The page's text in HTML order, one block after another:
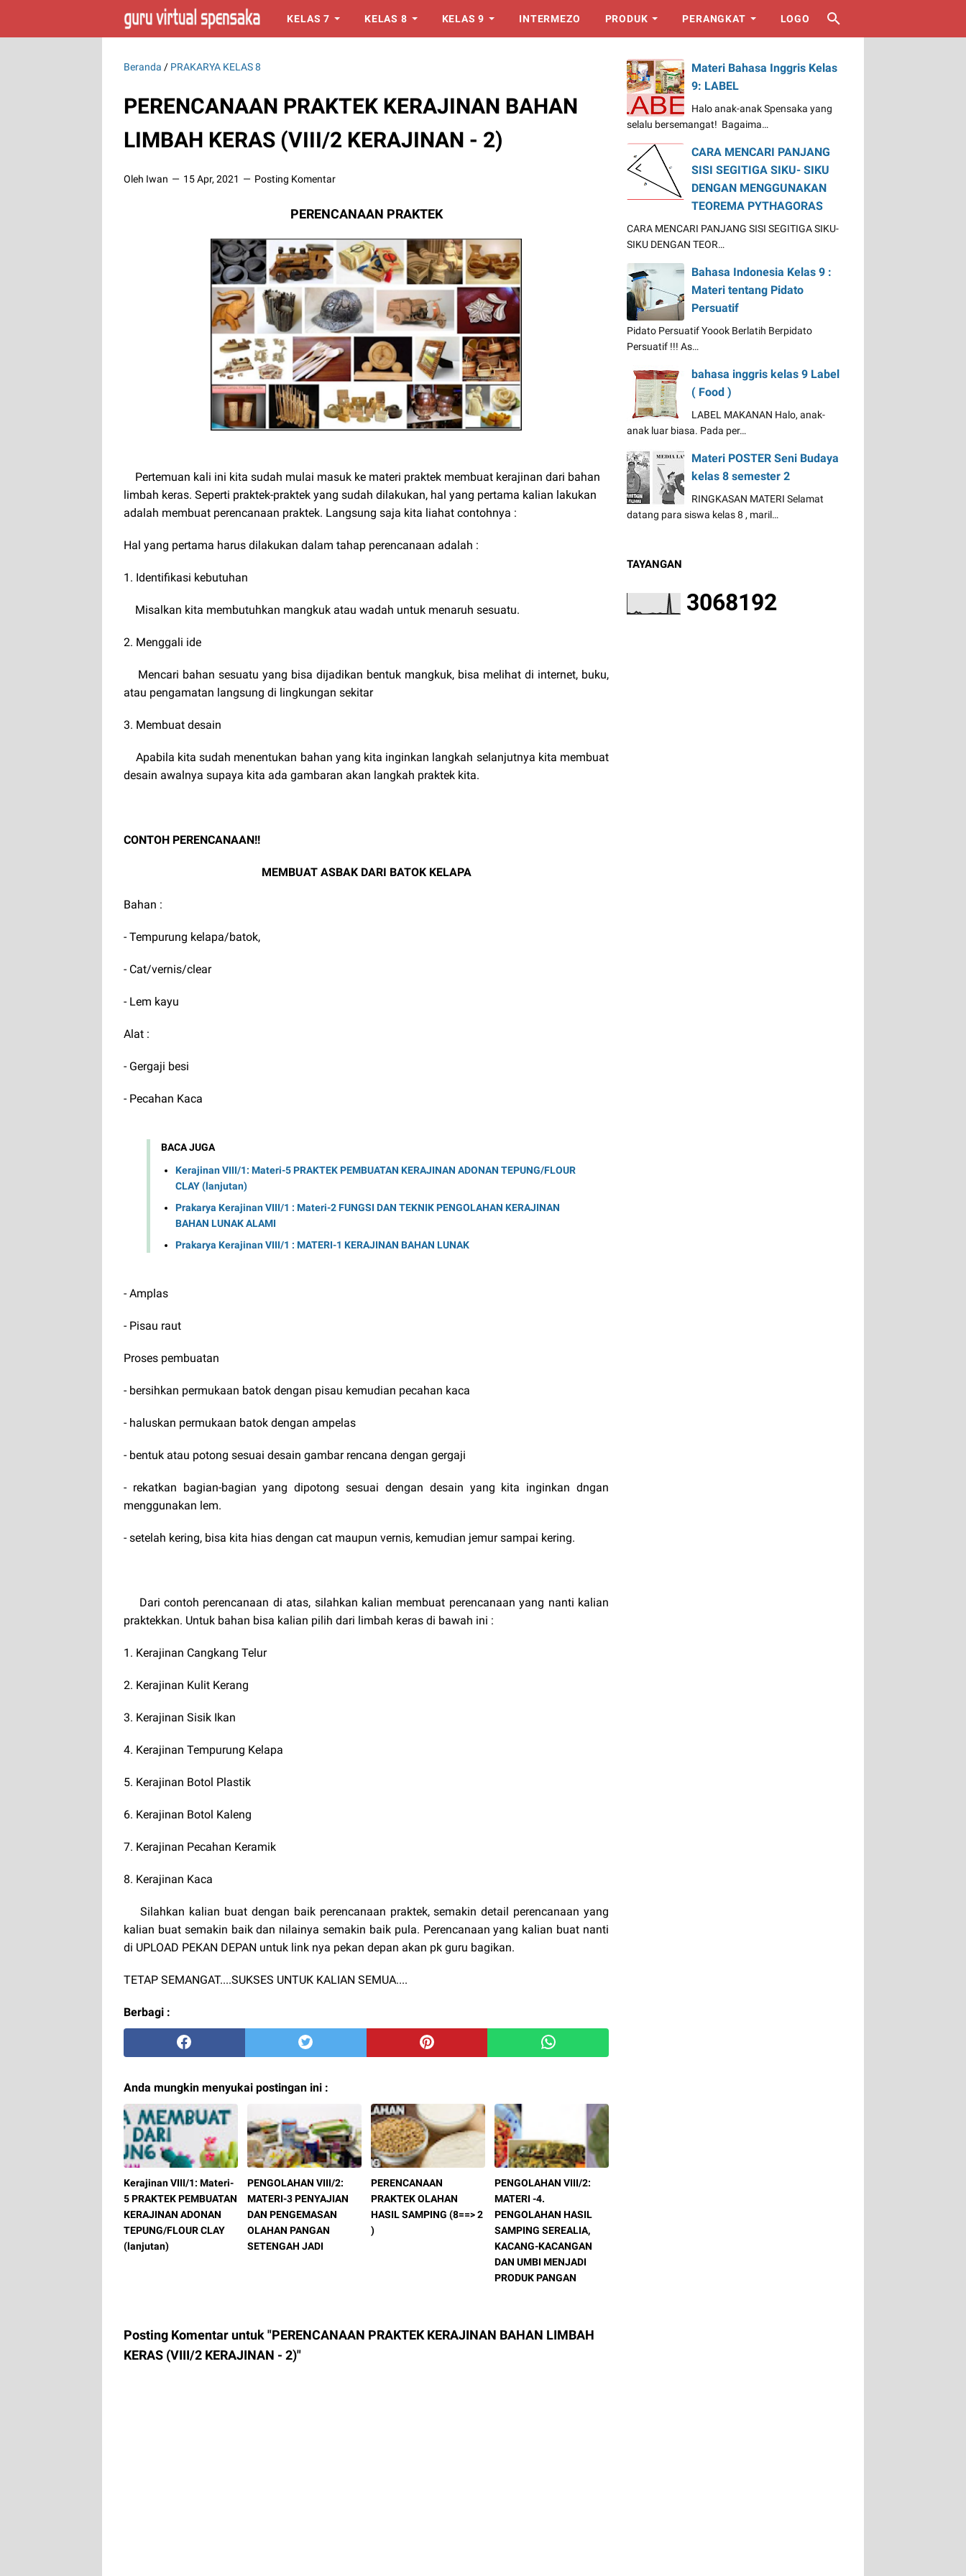
KELAS 7 KELAS 8 KELAS 9 INTERMEZO PRODUK PERANGKAT LOGO
Beranda / PRAKARYA KELAS 8
PERENCANAAN PRAKTEK KERAJINAN BAHAN
LIMBAH KERAS (VIII/2 KERAJINAN - 2)
Oleh Iwan 15 Apr, 2021 Posting Komentar
PERENCANAAN PRAKTEK
Pertemuan kali ini kita sudah mulai masuk ke materi praktek membuat kerajinan dari bahan
limbah keras. Seperti praktek-praktek yang sudah dilakukan, hal yang pertama kalian lakukan
adalah membuat perencanaan praktek. Langsung saja kita liahat contohnya :
Hal yang pertama harus dilakukan dalam tahap perencanaan adalah :
1. Identifikasi kebutuhan
Misalkan kita membutuhkan mangkuk atau wadah untuk menaruh sesuatu.
2. Menggali ide
Mencari bahan sesuatu yang bisa dijadikan bentuk mangkuk, bisa melihat di internet, buku,
atau pengamatan langsung di lingkungan sekitar
3. Membuat desain
Apabila kita sudah menentukan bahan yang kita inginkan langkah selanjutnya kita membuat
desain awalnya supaya kita ada gambaran akan langkah praktek kita.
CONTOH PERENCANAAN!!
MEMBUAT ASBAK DARI BATOK KELAPA
Bahan :
- Tempurung kelapa/batok,
- Cat/vernis/clear
- Lem kayu
Alat :
- Gergaji besi
- Pecahan Kaca
BACA JUGA
Kerajinan VIII/1: Materi-5 PRAKTEK PEMBUATAN KERAJINAN ADONAN TEPUNG/FLOUR
CLAY (lanjutan)
Prakarya Kerajinan VIII/1 : Materi-2 FUNGSI DAN TEKNIK PENGOLAHAN KERAJINAN
BAHAN LUNAK ALAMI
Prakarya Kerajinan VIII/1 : MATERI-1 KERAJINAN BAHAN LUNAK
- Amplas
- Pisau raut
Proses pembuatan
- bersihkan permukaan batok dengan pisau kemudian pecahan kaca
- haluskan permukaan batok dengan ampelas
- bentuk atau potong sesuai desain gambar rencana dengan gergaji
- rekatkan bagian-bagian yang dipotong sesuai dengan desain yang kita inginkan dngan
menggunakan lem.
- setelah kering, bisa kita hias dengan cat maupun vernis, kemudian jemur sampai kering.
Dari contoh perencanaan di atas, silahkan kalian membuat perencanaan yang nanti kalian
praktekkan. Untuk bahan bisa kalian pilih dari limbah keras di bawah ini :
1. Kerajinan Cangkang Telur
2. Kerajinan Kulit Kerang
3. Kerajinan Sisik Ikan
4. Kerajinan Tempurung Kelapa
5. Kerajinan Botol Plastik
6. Kerajinan Botol Kaleng
7. Kerajinan Pecahan Keramik
8. Kerajinan Kaca
Silahkan kalian buat dengan baik perencanaan praktek, semakin detail perencanaan yang
kalian buat semakin baik dan nilainya semakin baik pula. Perencanaan yang kalian buat nanti
di UPLOAD PEKAN DEPAN untuk link nya pekan depan akan pk guru bagikan.
TETAP SEMANGAT....SUKSES UNTUK KALIAN SEMUA....
Berbagi :
Anda mungkin menyukai postingan ini :
Kerajinan VIII/1: Materi-
5 PRAKTEK PEMBUATAN
KERAJINAN ADONAN
TEPUNG/FLOUR CLAY
(lanjutan)
PENGOLAHAN VIII/2:
MATERI-3 PENYAJIAN
DAN PENGEMASAN
OLAHAN PANGAN
SETENGAH JADI
PERENCANAAN
PRAKTEK OLAHAN
HASIL SAMPING (8==> 2
)
PENGOLAHAN VIII/2:
MATERI -4.
PENGOLAHAN HASIL
SAMPING SEREALIA,
KACANG-KACANGAN
DAN UMBI MENJADI
PRODUK PANGAN
Posting Komentar untuk "PERENCANAAN PRAKTEK KERAJINAN BAHAN LIMBAH
KERAS (VIII/2 KERAJINAN - 2)"
Materi Bahasa Inggris Kelas
9: LABEL
Halo anak-anak Spensaka yang
selalu bersemangat! Bagaima…
CARA MENCARI PANJANG
SISI SEGITIGA SIKU- SIKU
DENGAN MENGGUNAKAN
TEOREMA PYTHAGORAS
CARA MENCARI PANJANG SISI SEGITIGA SIKU-
SIKU DENGAN TEOR…
Bahasa Indonesia Kelas 9 :
Materi tentang Pidato
Persuatif
Pidato Persuatif Yoook Berlatih Berpidato
Persuatif !!! As…
bahasa inggris kelas 9 Label
( Food )
LABEL MAKANAN Halo, anak-
anak luar biasa. Pada per…
Materi POSTER Seni Budaya
kelas 8 semester 2
RINGKASAN MATERI Selamat
datang para siswa kelas 8 , maril…
TAYANGAN
3068192